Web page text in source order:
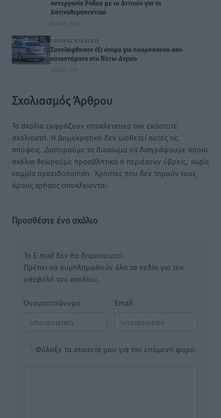
συνεργασία Ρόδου με το Αττικόν για το
Ακτινοθεραπευτικό
08.08.26 · 11:27
ΤΟΠΙΚΈΣ ΕΙΔΉΣΕΙΣ
Συνελήφθησαν έξι άτομα για ηχορύπανση από
καταστήματα στο Νότιο Αιγαίο
08.08.26 · 11:15
Σχολιασμός Άρθρου
Τα σχόλια εκφράζουν αποκλειστικά τον εκάστοτε
σχολιαστή. Η Δημοκρατική δεν υιοθετεί αυτές τις
απόψεις. Διατηρούμε το δικαίωμα να διαγράψουμε όποια
σχόλια θεωρούμε προσβλητικά ή περιέχουν ύβρεις, χωρίς
καμμία προειδοποίηση. Χρήστες που δεν τηρούν τους
όρους χρήσης αποκλείονται.
Προσθέστε ένα σχόλιο
Το E-mail δεν θα δημοσιευτεί.
Πρέπει να συμπληρωθούν όλα τα πεδία για την
υποβολή του σχολίου.
Όνοματεπώνυμο Email
Φύλαξε τα στοιχεία μου για την επόμενη φορά.